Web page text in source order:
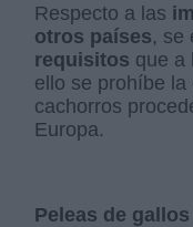
Respecto a las
otros países, se
requisitos que a
ello se prohíbe la
cachorros
Europa.
Peleas de gallos